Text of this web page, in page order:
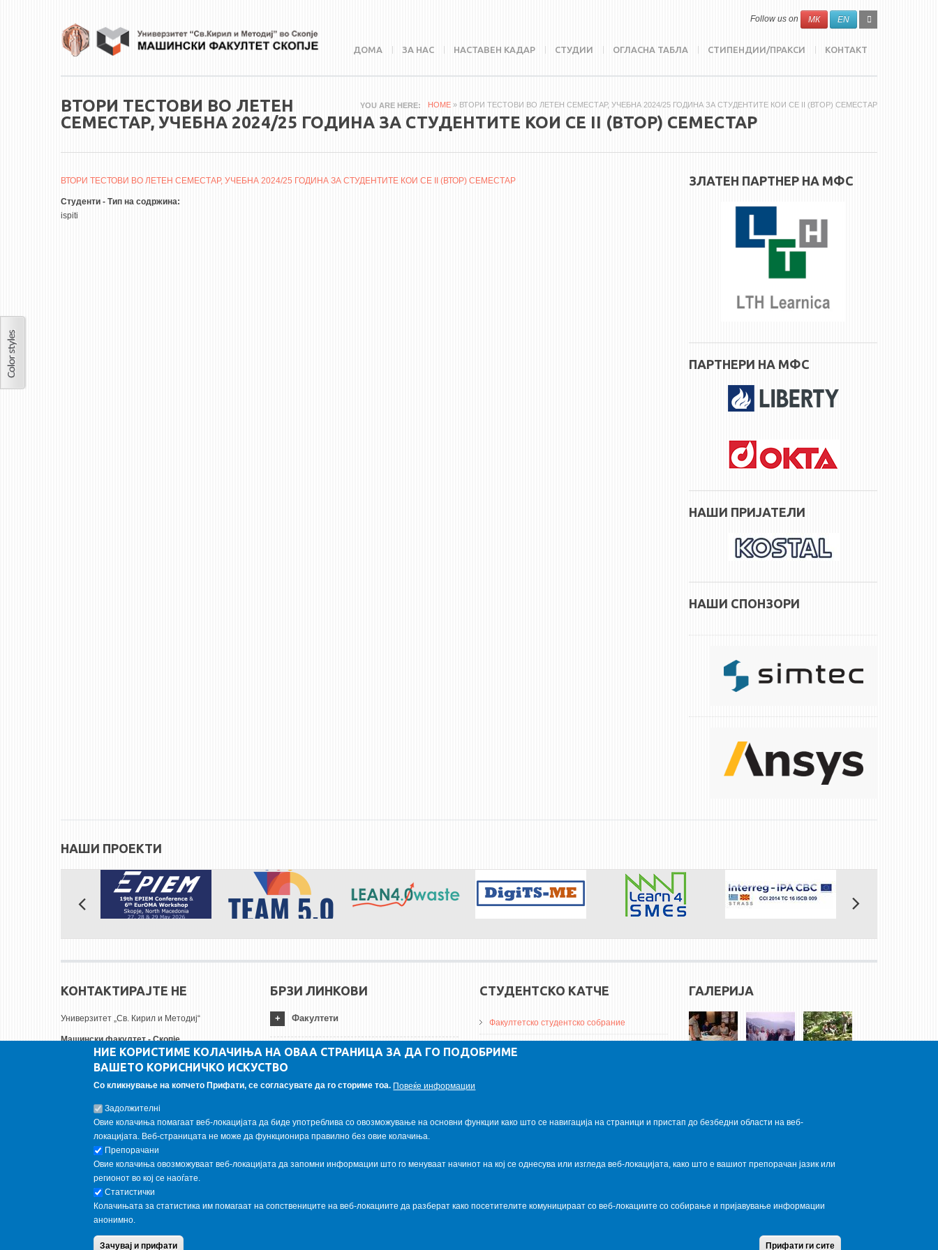
SEARCH
FORM
Search
Follow us on МК EN
ДОМА ЗА НАС НАСТАВЕН КАДАР СТУДИИ ОГЛАСНА ТАБЛА СТИПЕНДИИ/ПРАКСИ КОНТАКТ
YOU ARE HERE HOME » ВТОРИ ТЕСТОВИ ВО ЛЕТЕН СЕМЕСТАР, УЧЕБНА 2024/25 ГОДИНА ЗА СТУДЕНТИТЕ КОИ СЕ II (ВТОР) СЕМЕСТАР
ВТОРИ ТЕСТОВИ ВО ЛЕТЕН
СЕМЕСТАР, УЧЕБНА 2024/25 ГОДИНА ЗА СТУДЕНТИТЕ КОИ СЕ II (ВТОР) СЕМЕСТАР
ВТОРИ ТЕСТОВИ ВО ЛЕТЕН СЕМЕСТАР, УЧЕБНА 2024/25 ГОДИНА ЗА СТУДЕНТИТЕ КОИ СЕ II (ВТОР) СЕМЕСТАР
Студенти - Тип на содржина:
ispiti
ЗЛАТЕН ПАРТНЕР НА МФС
ПАРТНЕРИ НА МФС
НАШИ ПРИЈАТЕЛИ
НАШИ СПОНЗОРИ
НАШИ ПРОЕКТИ
КОНТАКТИРАЈТЕ НЕ
Универзитет „Св. Кирил и Методиј“
Машински факултет - Скопје
Руѓер Бошковиќ бр.18
1000 Скопје, Република Северна Македонија
+ 389 2 3099-200
Е-пошта:contact@mf.edu.mk
FOLLOW US
Follow us on:
БРЗИ ЛИНКОВИ
Факултети
Универзитети
Институции
СТУДЕНТСКО КАТЧЕ
Факултетско студентско собрание
ДА Винчи магазин
ГАЛЕРИЈА
Copyright © 2013 Garnet All Rights Reserved. Designed by Terms condition Privacy Policy
НИЕ КОРИСТИМЕ КОЛАЧИЊА НА ОВАА СТРАНИЦА ЗА ДА ГО ПОДОБРИМЕ
ВАШЕТО КОРИСНИЧКО ИСКУСТВО
Со кликнување на копчето Прифати, се согласувате да го сториме тоа. Повеќе информации
Задолжителнi
Овие колачиња помагаат веб-локацијата да биде употреблива со овозможување на основни функции како што се навигација на страници и пристап до безбедни области на веб-
локацијата. Веб-страницата не може да функционира правилно без овие колачиња.
Препорачани
Овие колачиња овозможуваат веб-локацијата да запомни информации што го менуваат начинот на кој се однесува или изгледа веб-локацијата, како што е вашиот препорачан јазик или
регионот во кој се наоѓате.
Статистички
Колачињата за статистика им помагаат на сопствениците на веб-локациите да разберат како посетителите комуницираат со веб-локациите со собирање и пријавување информации
анонимно.
Зачувај и прифати Прифати ги сите